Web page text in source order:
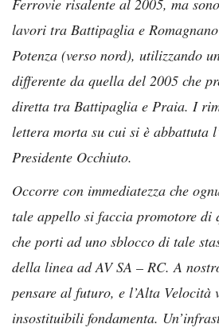
Ferrovie risalente al 2005, ma
lavori tra Battipaglia e
Potenza (verso nord), utilizzando
differente da quella del 2005 che
diretta tra Battipaglia e Praia. I
lettera morta su cui si è abbattuta
Presidente Occhiuto.
Occorre con immediatezza che
tale appello si faccia promotore di
che porti ad uno sblocco di tale
della linea ad AV SA – RC.A
pensare al futuro, e l’Alta Velocità
insostituibili fondamenta.